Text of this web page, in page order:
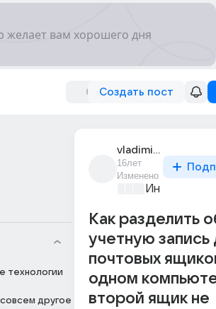
Создать пост
технологии
другое
vladimir_fesenko_3
16лет
Изменено
Как разделить
учетную запись
почтовых
одном
второй ящик не